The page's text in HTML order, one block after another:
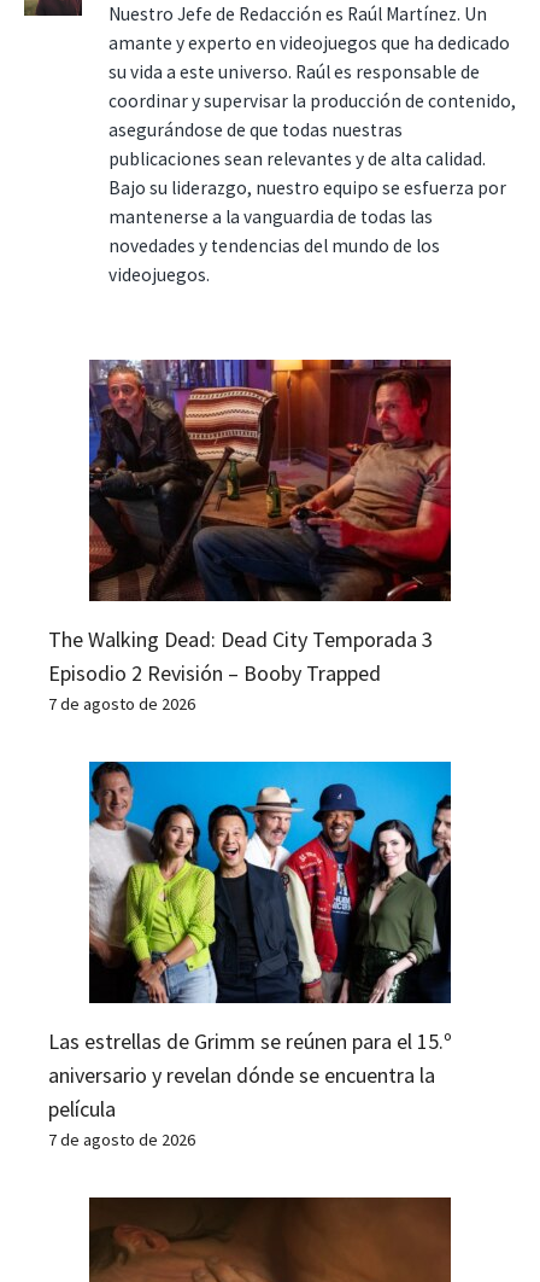
Nuestro Jefe de Redacción es Raúl Martínez. Un
amante y experto en videojuegos que ha dedicado
su vida a este universo. Raúl es responsable de
coordinar y supervisar la producción de contenido,
asegurándose de que todas nuestras
publicaciones sean relevantes y de alta calidad.
Bajo su liderazgo, nuestro equipo se esfuerza por
mantenerse a la vanguardia de todas las
novedades y tendencias del mundo de los
videojuegos.
The Walking Dead: Dead City Temporada 3
Episodio 2 Revisión – Booby Trapped
7 de agosto de 2026
Las estrellas de Grimm se reúnen para el 15.º
aniversario y revelan dónde se encuentra la
película
7 de agosto de 2026